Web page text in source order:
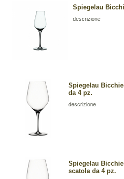
Spiegelau
descrizione
Spiegelau
da 4 pz.
descrizione
Spiegelau
scatola da 4 pz.